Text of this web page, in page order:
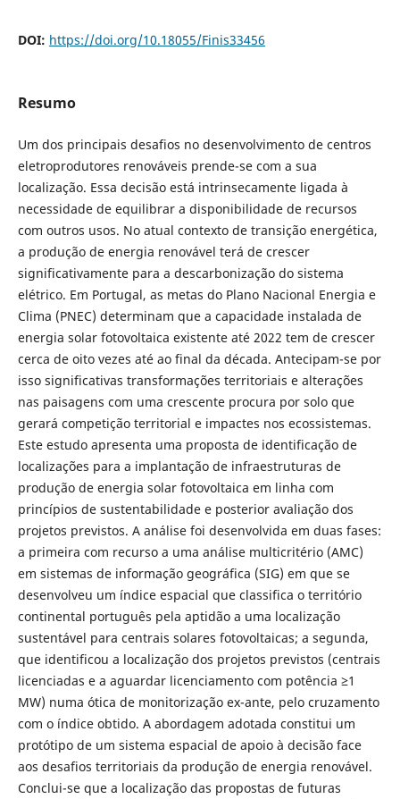
DOI: https://doi.org/10.18055/Finis33456
Resumo
Um dos principais desafios no desenvolvimento de centros
eletroprodutores renováveis prende-se com a sua
localização. Essa decisão está intrinsecamente ligada à
necessidade de equilibrar a disponibilidade de recursos
com outros usos. No atual contexto de transição energética,
a produção de energia renovável terá de crescer
significativamente para a descarbonização do sistema
elétrico. Em Portugal, as metas do Plano Nacional Energia e
Clima (PNEC) determinam que a capacidade instalada de
energia solar fotovoltaica existente até 2022 tem de crescer
cerca de oito vezes até ao final da década. Antecipam-se por
isso significativas transformações territoriais e alterações
nas paisagens com uma crescente procura por solo que
gerará competição territorial e impactes nos ecossistemas.
Este estudo apresenta uma proposta de identificação de
localizações para a implantação de infraestruturas de
produção de energia solar fotovoltaica em linha com
princípios de sustentabilidade e posterior avaliação dos
projetos previstos. A análise foi desenvolvida em duas fases:
a primeira com recurso a uma análise multicritério (AMC)
em sistemas de informação geográfica (SIG) em que se
desenvolveu um índice espacial que classifica o território
continental português pela aptidão a uma localização
sustentável para centrais solares fotovoltaicas; a segunda,
que identificou a localização dos projetos previstos (centrais
licenciadas e a aguardar licenciamento com potência ≥1
MW) numa ótica de monitorização ex-ante, pelo cruzamento
com o índice obtido. A abordagem adotada constitui um
protótipo de um sistema espacial de apoio à decisão face
aos desafios territoriais da produção de energia renovável.
Conclui-se que a localização das propostas de futuras